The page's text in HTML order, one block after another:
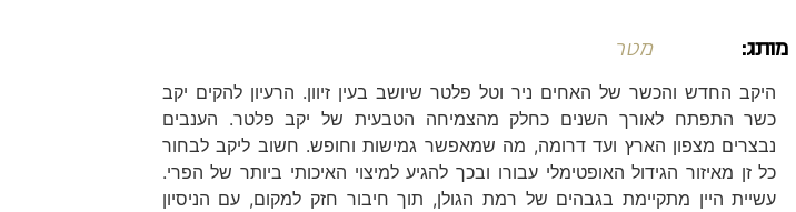
מותג: מטר
היקב החדש והכשר של האחים ניר וטל פלטר שיושב בעין זיוון. הרעיון להקים יקב
כשר התפתח לאורך השנים כחלק מהצמיחה הטבעית של יקב פלטר. הענבים
נבצרים מצפון הארץ ועד דרומה, מה שמאפשר גמישות וחופש. חשוב ליקב לבחור
כל זן מאיזור הגידול האופטימלי עבורו ובכך להגיע למיצוי האיכותי ביותר של הפרי.
עשיית היין מתקיימת בגבהים של רמת הגולן, תוך חיבור חזק למקום, עם הניסיון